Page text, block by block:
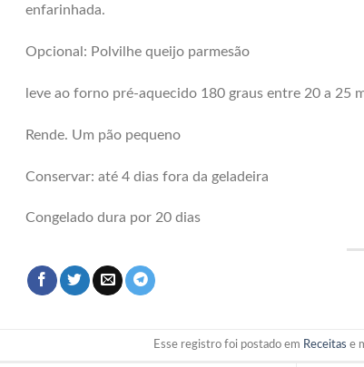
enfarinhada.
Opcional: Polvilhe queijo parmesão
leve ao forno pré-aquecido 180 graus entre 20 a 25
Rende. Um pão pequeno
Conservar: até 4 dias fora da geladeira
Congelado dura por 20 dias
Esse registro foi postado em Receitas e